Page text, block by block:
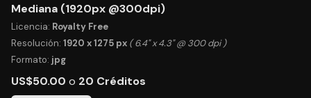
Mediana (1920px @300dpi)
Licencia: Royalty Free
Resolución: 1920 x 1275 px ( 6.4" x 4.3" @ 300 dpi )
Formato: jpg
US$50.00 o 20 Créditos